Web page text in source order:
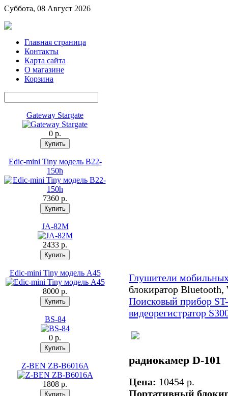
Суббота, 08 Август 2026
Главная страница
Контакты
Карта сайта
О магазине
Корзина
Gateway Stargate
0 p.
Edic-mini Tiny модель B22-
150h
7360 p.
JA-82M
2433 p.
Edic-mini Tiny модель A45
8000 p.
BS-84
0 p.
Z-BEN ZB-B6016A
1808 p.
Глушители
блокиратор
Поисковый прибор
видеорегистратор
радиокамер D-101
Цена: 10454 p.
Портативный